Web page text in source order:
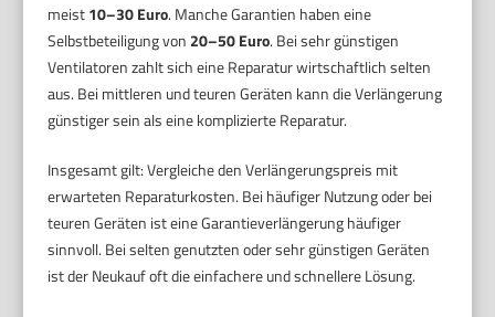
meist10–30 Euro. Manche Garantien haben eine
Selbstbeteiligung von 20–50 Euro. Bei sehr günstigen
Ventilatoren zahlt sich eine Reparatur wirtschaftlich selten
aus. Bei mittleren und teuren Geräten kann die Verlängerung
günstiger sein als eine komplizierte Reparatur.
Insgesamt gilt: Vergleiche den Verlängerungspreis mit
erwarteten Reparaturkosten. Bei häufiger Nutzung oder bei
teuren Geräten ist eine Garantieverlängerung häufiger
sinnvoll. Bei selten genutzten oder sehr günstigen Geräten
ist der Neukauf oft die einfachere und schnellere Lösung.